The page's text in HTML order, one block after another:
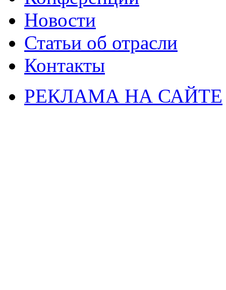
Новости
Статьи об отрасли
Контакты
РЕКЛАМА НА САЙТЕ